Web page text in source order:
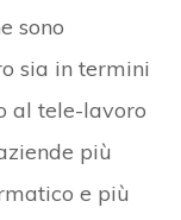
sono
sia in termini
al tele-lavoro
più
e più